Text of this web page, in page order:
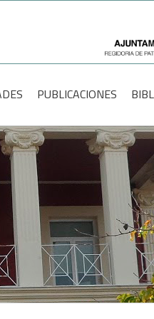
PUBLICACIONES